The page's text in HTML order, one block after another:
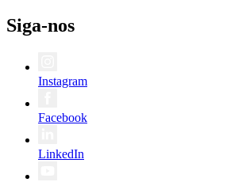
Siga-nos
Instagram
Facebook
LinkedIn